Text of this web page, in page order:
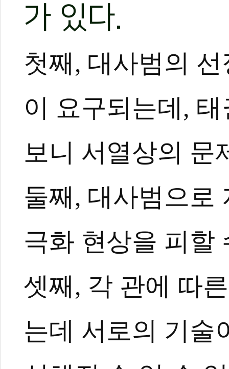
가 있다.
첫째, 대사범의
이 요구되는데,
보니 서열상의 문
둘째, 대사범으로
극화 현상을 피할
셋째, 각 관에 따
는데 서로의 기술